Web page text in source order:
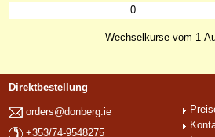
0
Wechselkurse vom 1-
Direktbestellung
orders@donberg.ie
+353/74-9548275